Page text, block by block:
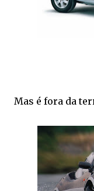
Mas é fora da